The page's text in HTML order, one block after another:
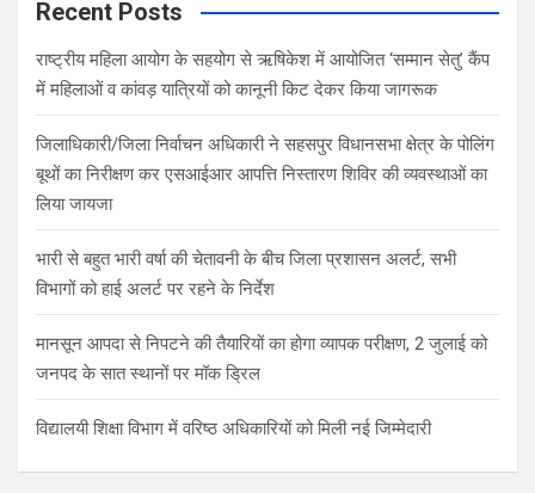
c
Recent Posts
राष्ट्रीय महिला आयोग के सहयोग से ऋषिकेश में आयोजित ‘सम्मान सेतु’ कैंप
में महिलाओं व कांवड़ यात्रियों को कानूनी किट देकर किया जागरूक
जिलाधिकारी/जिला निर्वाचन अधिकारी ने सहसपुर विधानसभा क्षेत्र के पोलिंग
बूथों का निरीक्षण कर एसआईआर आपत्ति निस्तारण शिविर की व्यवस्थाओं का
लिया जायजा
भारी से बहुत भारी वर्षा की चेतावनी के बीच जिला प्रशासन अलर्ट, सभी
विभागों को हाई अलर्ट पर रहने के निर्देश
मानसून आपदा से निपटने की तैयारियों का होगा व्यापक परीक्षण, 2 जुलाई को
जनपद के सात स्थानों पर मॉक ड्रिल
विद्यालयी शिक्षा विभाग में वरिष्ठ अधिकारियों को मिली नई जिम्मेदारी